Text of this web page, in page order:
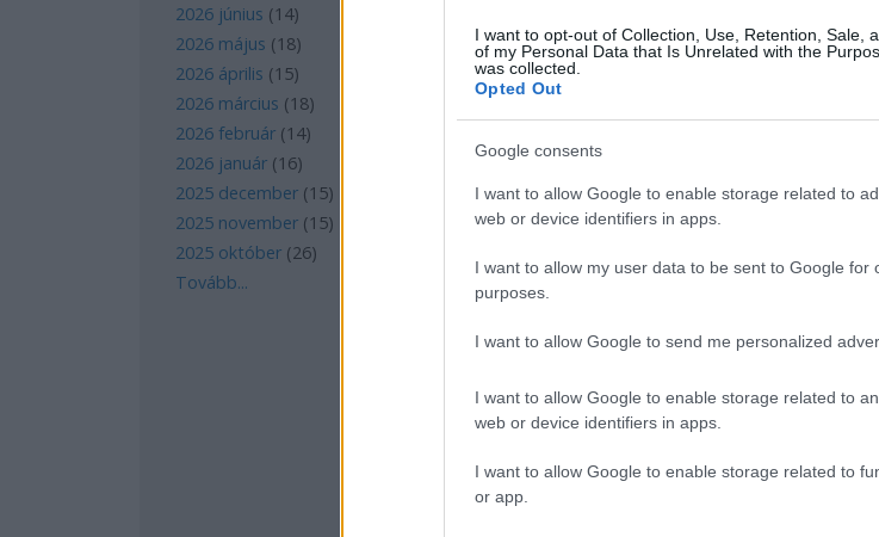
I want to opt-out of Collection, Use, Retention, Sale,
of my Personal Data that Is Unrelated with the
was collected.
Opted Out
Google consents
I want to allow Google to enable storage related to
web or device identifiers in apps.
I want to allow my user data to be sent to Google for
purposes.
I want to allow Google to send me personalized
I want to allow Google to enable storage related to
web or device identifiers in apps.
I want to allow Google to enable storage related to
or app.
2026 június (14)
2026 május (18)
2026 április (15)
2026 március (18)
2026 február (14)
2026 január (16)
2025 december (15)
2025 november (15)
2025 október (26)
Tovább...
Manaus: a dzsungel szívének
Magyarország rejtett
Mik alakítják a gondolkodásod?
kognitív torzítások